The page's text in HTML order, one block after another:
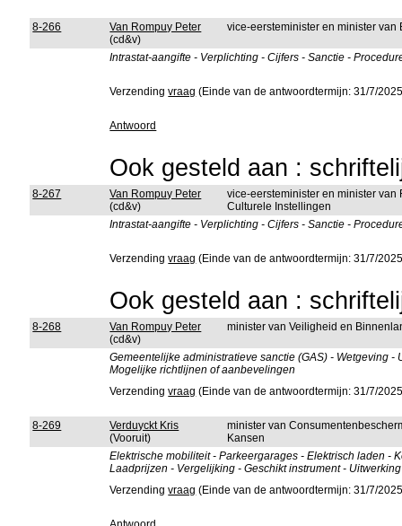
8-266
Van Rompuy Peter
(cd&v)
vice-eersteminister en minister
Intrastat-aangifte - Verplichting - Cijfers - Sanctie -
Verzendingvraag (Einde van de antwoordtermijn: 31/7/
Antwoord
Ook gesteld aan :
8-267
Van Rompuy Peter
(cd&v)
vice-eersteminister en minister
Culturele Instellingen
Intrastat-aangifte - Verplichting - Cijfers - Sanctie -
Verzendingvraag (Einde van de antwoordtermijn: 31/7/
Ook gesteld aan :
8-268
Van Rompuy Peter
(cd&v)
minister van Veiligheid en
Gemeentelijke administratieve sanctie (GAS) - Wetgeving
Mogelijke richtlijnen of aanbevelingen
Verzendingvraag (Einde van de antwoordtermijn: 31/7/
8-269
Verduyckt Kris
(Vooruit)
minister van
Kansen
Elektrische mobiliteit - Parkeergarages - Elektrisch laden -
Laadprijzen - Vergelijking - Geschikt instrument - Uitwerking
Verzendingvraag (Einde van de antwoordtermijn: 31/7/